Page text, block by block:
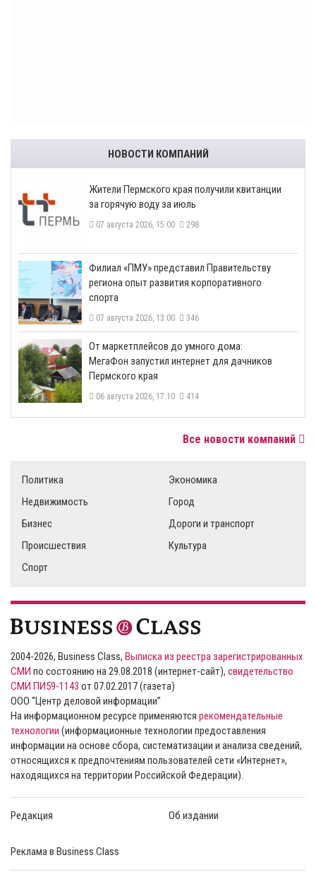
НОВОСТИ КОМПАНИЙ
​Жители Пермского края получили квитанции
за горячую воду за июль
07 августа 2026, 15:00 298
​Филиал «ПМУ» представил Правительству
региона опыт развития корпоративного
спорта
07 августа 2026, 13:00 346
От маркетплейсов до умного дома:
МегаФон запустил интернет для дачников
Пермского края
06 августа 2026, 17:10 414
Все новости компаний
Политика
Экономика
Недвижимость
Город
Бизнес
Дороги и транспорт
Происшествия
Культура
Спорт
2004-2026, Business Class, Выписка из реестра зарегистрированных
СМИ по состоянию на 29.08.2018 (интернет-сайт), свидетельство
СМИ ПИ59-1143 от 07.02.2017 (газета)
ООО “Центр деловой информации”
На информационном ресурсе применяются рекомендательные
технологии (информационные технологии предоставления
информации на основе сбора, систематизации и анализа сведений,
относящихся к предпочтениям пользователей сети «Интернет»,
находящихся на территории Российской Федерации).
Редакция Об издании
Реклама в Business Class